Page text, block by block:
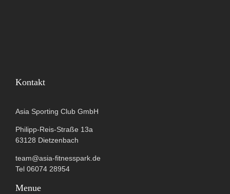
Kontakt
Asia Sporting Club GmbH
Philipp-Reis-Straße 13a
63128 Dietzenbach
team@asia-fitnesspark.de
Tel 06074 28954
Menue